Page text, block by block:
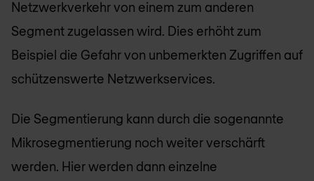
Netzwerkverkehr von einem zum anderen
Segment zugelassen wird. Dies erhöht zum
Beispiel die Gefahr von unbemerkten Zugriffen auf
schützenswerte Netzwerkservices.
Die Segmentierung kann durch die sogenannte
Mikrosegmentierung noch weiter verschärft
werden. Hier werden dann einzelne